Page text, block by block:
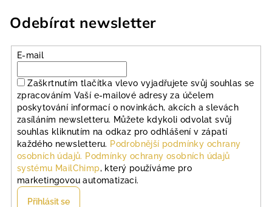
Odebírat newsletter
E-mail
Zaškrtnutím tlačítka vlevo vyjadřujete svůj souhlas se
zpracováním Vaší e-mailové adresy za účelem
poskytování informací o novinkách, akcích a slevách
zasíláním newsletteru. Můžete kdykoli odvolat svůj
souhlas kliknutím na odkaz pro odhlášení v zápatí
každého newsletteru. Podrobnější podmínky ochrany
osobních údajů. Podmínky ochrany osobních údajů
systému MailChimp, který používáme pro
marketingovou automatizaci.
Přihlásit se